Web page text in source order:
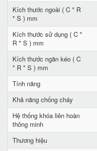
Kích thước ngoài ( C * R
* S ) mm
Kích thước sử dụng ( C *
R * S ) mm
Kích thước ngăn kéo ( C
* R * S ) mm
Tính năng
Khả năng chống cháy
Hệ thống khóa liên hoàn
thông minh
Thương hiệu